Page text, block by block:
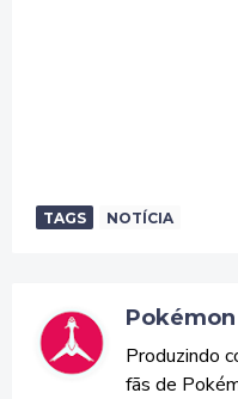
TAGS NOTÍCIA
Produzindo
fãs de